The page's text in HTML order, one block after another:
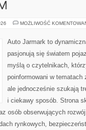
MOŻLIWOŚĆ
Auto Jarmark to
pasjonują się światem
myślą o czytelnikach,
poinformowani w
ale jednocześnie szukają
i ciekawy sposób. Strona
osób obserwujących
rynkowych,